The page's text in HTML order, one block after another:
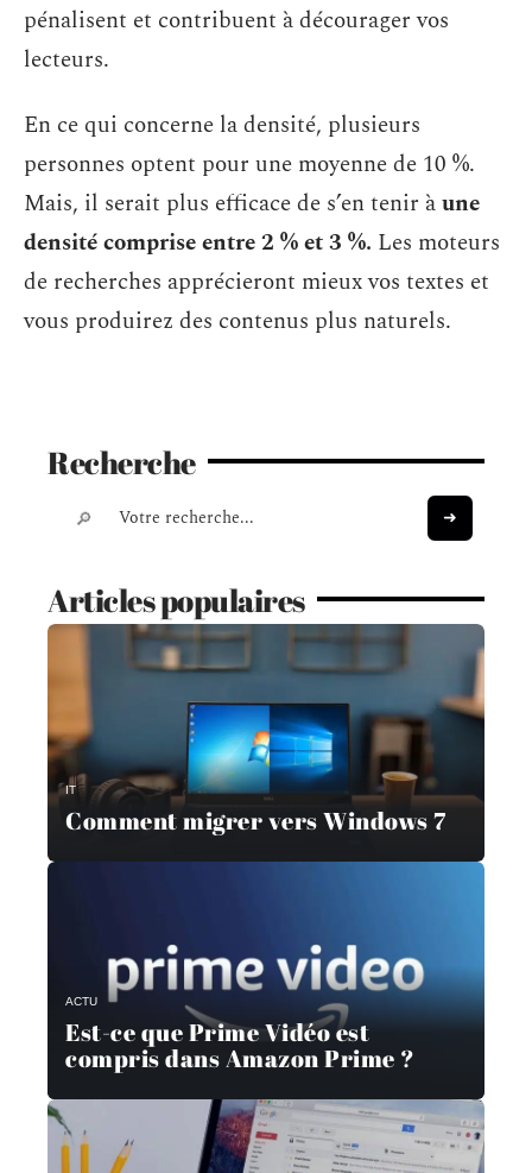
pénalisent et contribuent à décourager vos
lecteurs.
En ce qui concerne la densité, plusieurs
personnes optent pour une moyenne de 10 %.
Mais, il serait plus efficace de s’en tenir àune
densité comprise entre 2 % et 3 %. Les moteurs
de recherches apprécieront mieux vos textes et
vous produirez des contenus plus naturels.
Recherche
Articles populaires
IT
Comment migrer vers Windows 7
ACTU
Est-ce que Prime Vidéo est
compris dans Amazon Prime ?